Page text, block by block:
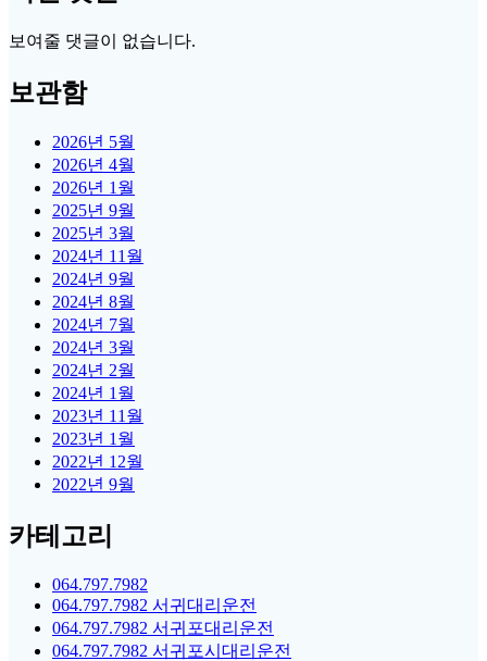
보여줄 댓글이 없습니다.
보관함
2026년 5월
2026년 4월
2026년 1월
2025년 9월
2025년 3월
2024년 11월
2024년 9월
2024년 8월
2024년 7월
2024년 3월
2024년 2월
2024년 1월
2023년 11월
2023년 1월
2022년 12월
2022년 9월
카테고리
064.797.7982
064.797.7982 서귀대리운전
064.797.7982 서귀포대리운전
064.797.7982 서귀포시대리운전